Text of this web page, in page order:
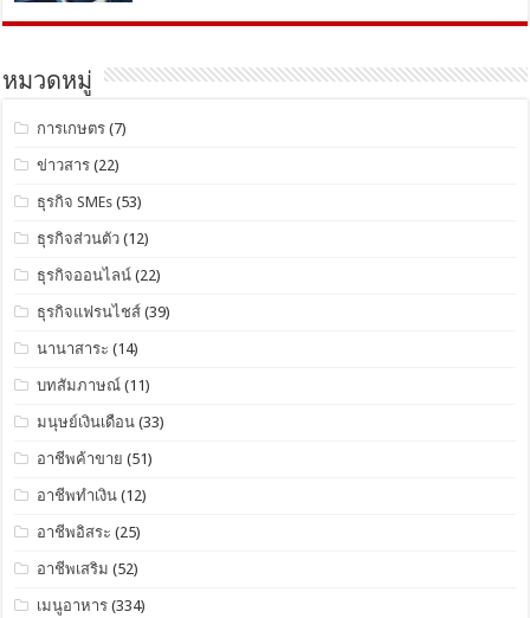
หมวดหมู่
การเกษตร (7)
ข่าวสาร (22)
ธุรกิจ SMEs (53)
ธุรกิจส่วนตัว (12)
ธุรกิจออนไลน์ (22)
ธุรกิจแฟรนไชส์ (39)
นานาสาระ (14)
บทสัมภาษณ์ (11)
มนุษย์เงินเดือน (33)
อาชีพค้าขาย (51)
อาชีพทำเงิน (12)
อาชีพอิสระ (25)
อาชีพเสริม (52)
เมนูอาหาร (334)